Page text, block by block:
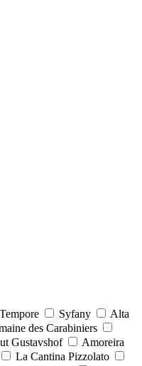
Tempore Syfany
Alta
des Carabiniers
Gustavshof
Amoreira
La Cantina Pizzolato